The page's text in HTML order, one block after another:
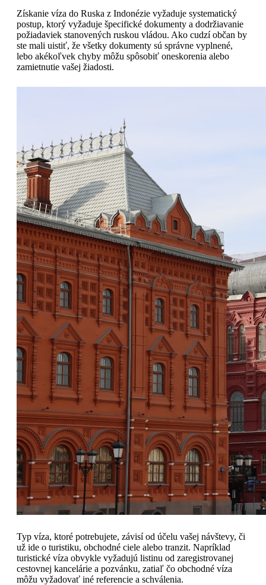
Získanie víza do Ruska z Indonézie vyžaduje systematický
postup, ktorý vyžaduje špecifické dokumenty a dodržiavanie
požiadaviek stanovených ruskou vládou. Ako cudzí občan by
ste mali uistiť, že všetky dokumenty sú správne vyplnené,
lebo akékoľvek chyby môžu spôsobiť oneskorenia alebo
zamietnutie vašej žiadosti.
Typ víza, ktoré potrebujete, závisí od účelu vašej návštevy, či
už ide o turistiku, obchodné ciele alebo tranzit. Napríklad
turistické víza obvykle vyžadujú listinu od zaregistrovanej
cestovnej kancelárie a pozvánku, zatiaľ čo obchodné víza
môžu vyžadovať iné referencie a schválenia.